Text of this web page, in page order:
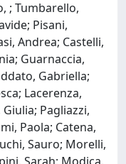
; Tumbarello,
Pisani,
Andrea; Castelli,
Guarnaccia,
Gabriella;
Lacerenza,
Pagliazzi,
Paola; Catena,
Sauro; Morelli,